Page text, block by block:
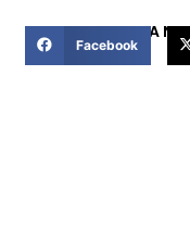
COMPARTIR ESTA
Facebook